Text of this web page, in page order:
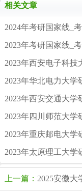
相关文章
2024年考研国家线_
2023年考研国家线_
2023年西安电子科
2023年华北电力大学
2023年西安交通大
2023年四川师范大学
2023年重庆邮电大学
2023年太原理工大
上一篇： 2025安徽大